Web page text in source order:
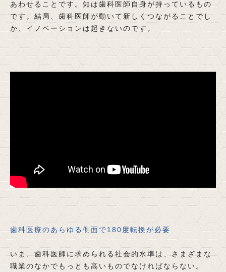
あわせることです。知は歯科医師自身が持っているもの
です。結局、歯科医師が動いて新しくつながることでし
か、イノベーションは起きないのです。
歯科医療のあらゆる側面で180度転換が必要
いま、歯科医師に求められる社会的水準は、さまざまな
職業のなかでもっとも高いものでなければならない。